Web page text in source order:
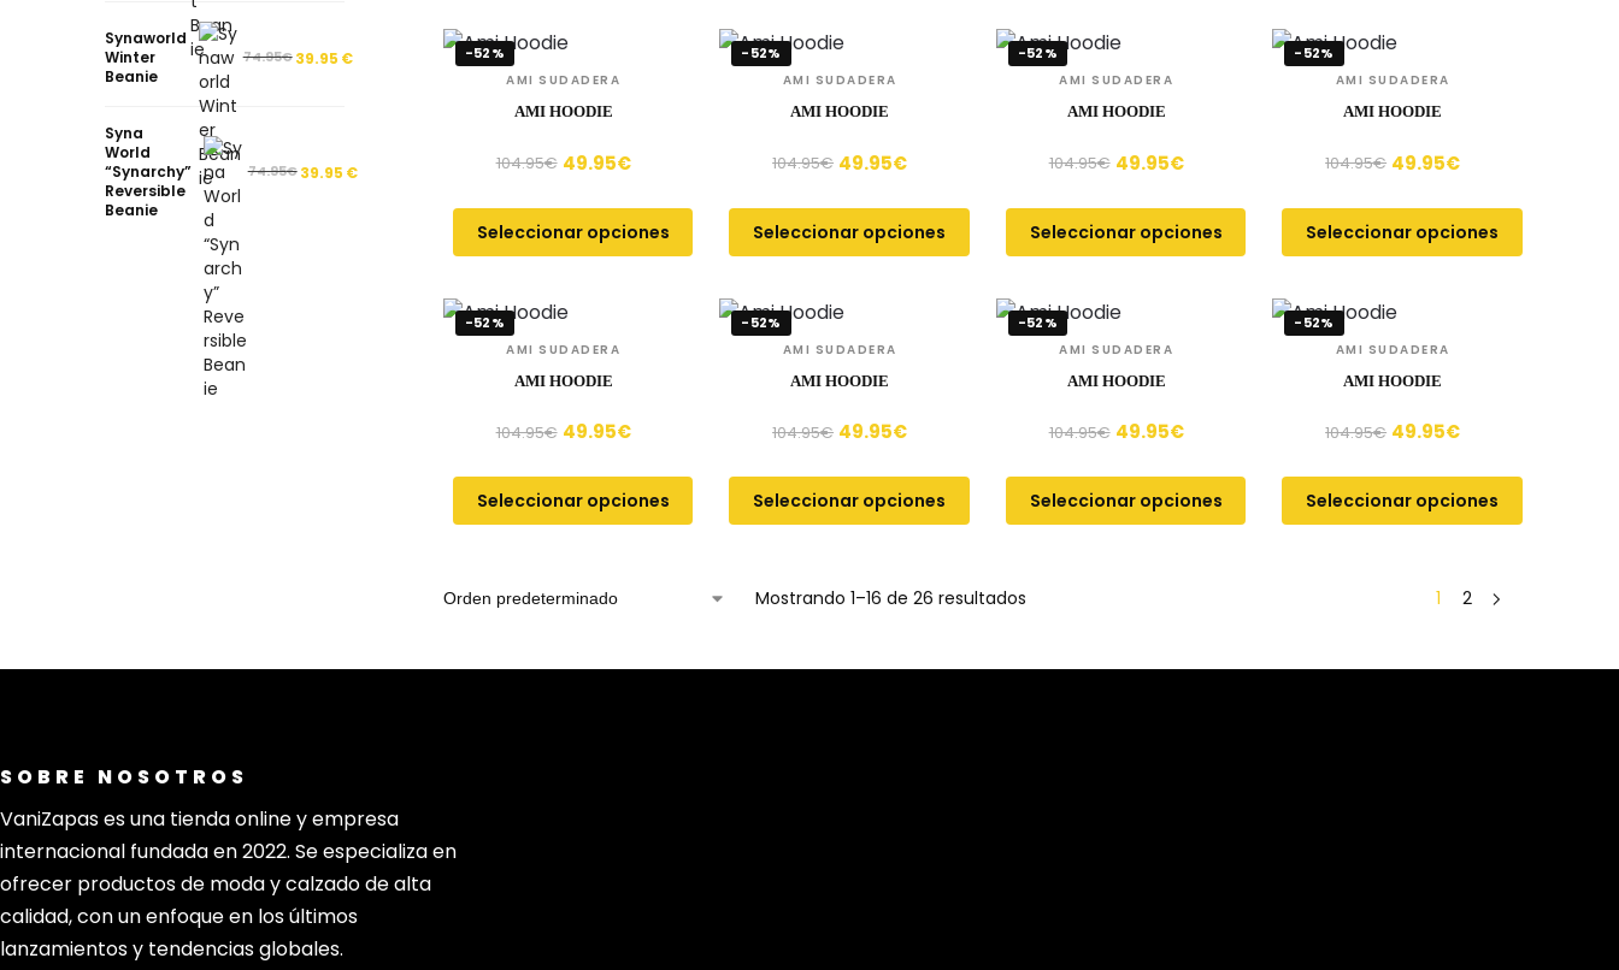
-52%
AMI SUDADERA
AMI HOODIE
104.95€ 49.95€
Seleccionar opciones
-52%
AMI SUDADERA
AMI HOODIE
104.95€ 49.95€
Seleccionar opciones
-52%
AMI SUDADERA
AMI HOODIE
104.95€ 49.95€
Seleccionar opciones
-52%
AMI SUDADERA
AMI HOODIE
104.95€ 49.95€
Seleccionar opciones
-52%
AMI SUDADERA
AMI HOODIE
104.95€ 49.95€
Seleccionar opciones
-52%
AMI SUDADERA
AMI HOODIE
104.95€ 49.95€
Seleccionar opciones
-52%
AMI SUDADERA
AMI HOODIE
104.95€ 49.95€
Seleccionar opciones
-52%
AMI SUDADERA
AMI HOODIE
104.95€ 49.95€
Seleccionar opciones
Mostrando 1–16 de 26 resultados 1 2
Synaworld
Winter
Beanie
74.95€ 39.95 €
Syna
World
“Synarchy”
Reversible
Beanie
74.95€ 39.95 €
SOBRE NOSOTROS
VaniZapas es una tienda online y empresa
internacional fundada en 2022. Se especializa en
ofrecer productos de moda y calzado de alta
calidad, con un enfoque en los últimos
lanzamientos y tendencias globales.